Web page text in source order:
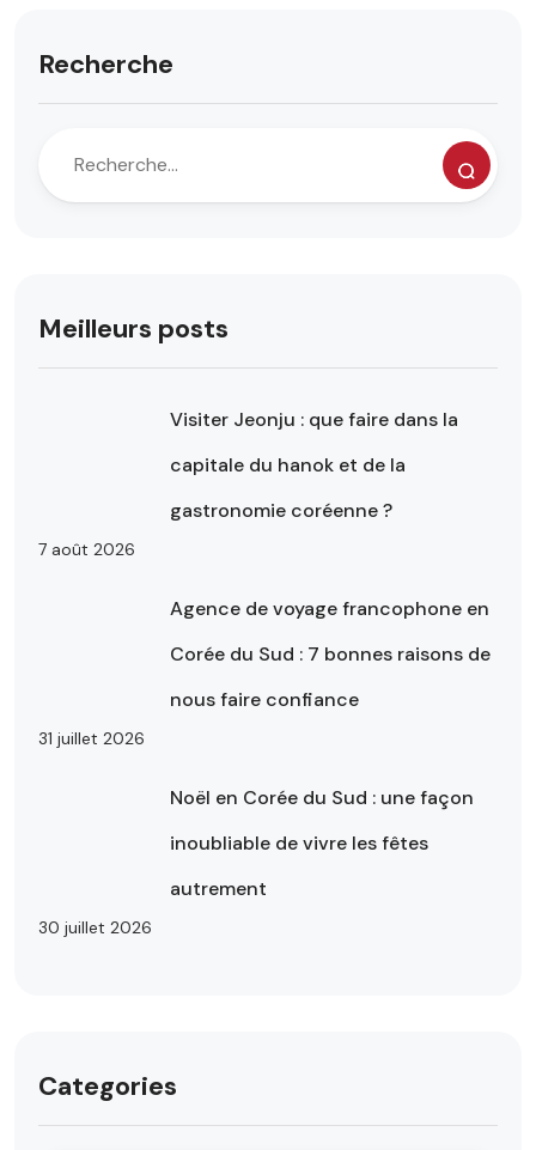
Recherche
Meilleurs posts
Visiter Jeonju : que faire dans la
capitale du hanok et de la
gastronomie coréenne ?
7 août 2026
Agence de voyage francophone en
Corée du Sud : 7 bonnes raisons de
nous faire confiance
31 juillet 2026
Noël en Corée du Sud : une façon
inoubliable de vivre les fêtes
autrement
30 juillet 2026
Categories